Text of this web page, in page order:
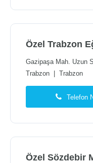
Gazipaşa Mah. Uzun
Trabzon
Trabzon
Telefon